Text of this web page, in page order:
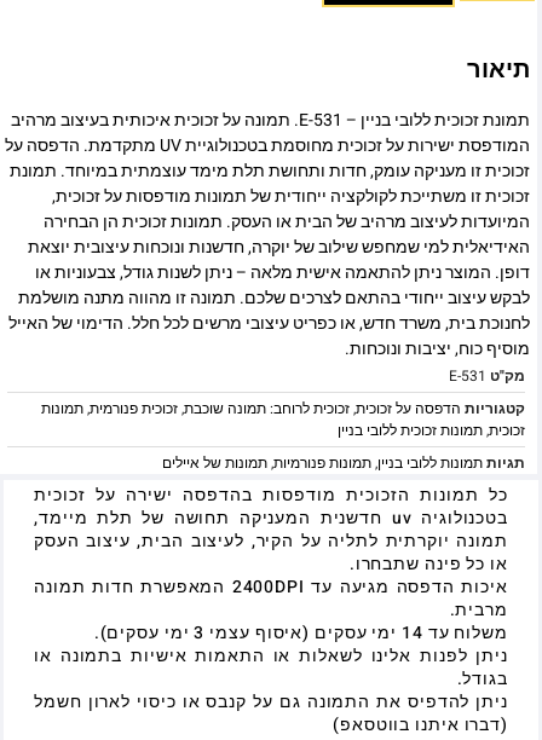
תיאור
תמונת זכוכית ללובי בניין – E-531. תמונה על זכוכית איכותית בעיצוב מרהיב
המודפסת ישירות על זכוכית מחוסמת בטכנולוגיית UV מתקדמת. הדפסה על
זכוכית זו מעניקה עומק, חדות ותחושת תלת מימד עוצמתית במיוחד. תמונת
זכוכית זו משתייכת לקולקציה ייחודית של תמונות מודפסות על זכוכית,
המיועדות לעיצוב מרהיב של הבית או העסק. תמונות זכוכית הן הבחירה
האידיאלית למי שמחפש שילוב של יוקרה, חדשנות ונוכחות עיצובית יוצאת
דופן. המוצר ניתן להתאמה אישית מלאה – ניתן לשנות גודל, צבעוניות או
לבקש עיצוב ייחודי בהתאם לצרכים שלכם. תמונה זו מהווה מתנה מושלמת
לחנוכת בית, משרד חדש, או כפריט עיצובי מרשים לכל חלל. הדימוי של האייל
מוסיף כוח, יציבות ונוכחות.
מק"ט E-531
קטגוריות הדפסה על זכוכית,זכוכית לרוחב: תמונה שוכבת,זכוכית פנורמית,תמונות
זכוכית,תמונות זכוכית ללובי בניין
תגיותתמונות ללובי בניין,תמונות פנורמיות,תמונות של איילים
כל תמונות הזכוכית מודפסות בהדפסה ישירה על זכוכית
בטכנולוגיה uv חדשנית המעניקה תחושה של תלת מיימד,
תמונה יוקרתית לתליה על הקיר, לעיצוב הבית, עיצוב העסק
או כל פינה שתבחרו.
איכות הדפסה מגיעה עד 2400DPI המאפשרת חדות תמונה
מרבית.
משלוח עד 14 ימי עסקים (איסוף עצמי 3 ימי עסקים).
ניתן לפנות אלינו לשאלות או התאמות אישיות בתמונה או
בגודל.
ניתן להדפיס את התמונה גם על קנבס או כיסוי לארון חשמל
(דברו איתנו בווטסאפ)